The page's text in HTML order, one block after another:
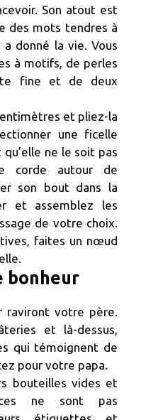
Son atout est
des mots tendres à
donné la vie. Vous
à motifs, de perles
fine et de deux
et pliez-la
une ficelle
ne le soit pas
corde autour de
son bout dans la
et assemblez les
de votre choix.
faites un nœud
bonheur
raviront votre père.
et là-dessus,
qui témoignent de
pour votre papa.
bouteilles vides et
ne sont pas